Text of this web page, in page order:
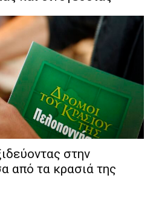
στην
από τα κρασιά της